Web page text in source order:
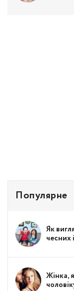
Популярне
Як
чесних
Жінка,